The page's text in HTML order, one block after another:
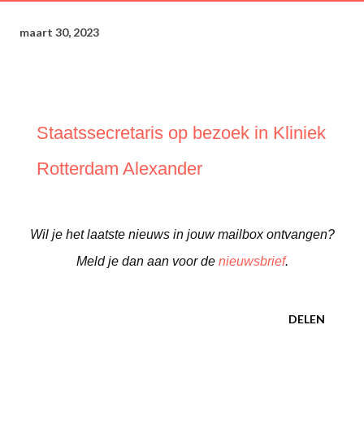
maart 30, 2023
Staatssecretaris op bezoek in Kliniek
Rotterdam Alexander
Wil je het laatste nieuws in jouw mailbox ontvangen?
Meld je dan aan voor de nieuwsbrief.
DELEN